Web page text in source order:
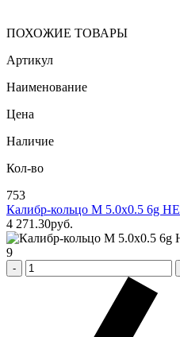
ПОХОЖИЕ ТОВАРЫ
Артикул
Наименование
Цена
Наличие
Кол-во
753
Калибр-кольцо М 5.0х0.5 6g НЕ
4 271 .30pуб.
9